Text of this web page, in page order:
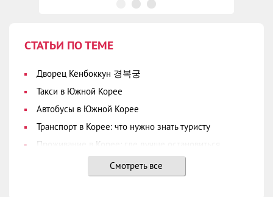
СТАТЬИ ПО ТЕМЕ
Дворец Кёнбоккун 경복궁
Такси в Южной Корее
Автобусы в Южной Корее
Транспорт в Корее: что нужно знать туристу
Проживание в Корее: где лучше остановиться
Чунг Анг (Chung Ang)
Инха Университет (Inha University)
Смотреть все